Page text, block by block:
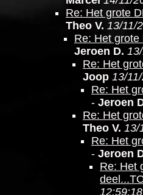
Re: Het grote
Theo V. 13/11/
Re: Het grote
Jeroen D.
Re: Het
Joop 13/
Re: Het
- Jeroen
Re: Het
Theo V. 13/
Re: Het
- Jeroen
Re: Het
12:59:18